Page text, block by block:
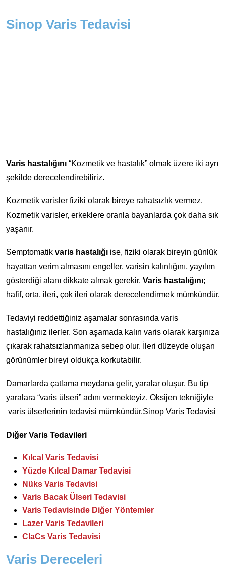
Sinop Varis Tedavisi
Varis hastalığını “Kozmetik ve hastalık” olmak üzere iki ayrı
şekilde derecelendirebiliriz.
Kozmetik varisler fiziki olarak bireye rahatsızlık vermez.
Kozmetik varisler, erkeklere oranla bayanlarda çok daha sık
yaşanır.
Semptomatik varis hastalığı ise, fiziki olarak bireyin günlük
hayattan verim almasını engeller. varisin kalınlığını, yayılım
gösterdiği alanı dikkate almak gerekir. Varis hastalığını;
hafif, orta, ileri, çok ileri olarak derecelendirmek mümkündür.
Tedaviyi reddettiğiniz aşamalar sonrasında varis
hastalığınız ilerler. Son aşamada kalın varis olarak karşınıza
çıkarak rahatsızlanmanıza sebep olur. İleri düzeyde oluşan
görünümler bireyi oldukça korkutabilir.
Damarlarda çatlama meydana gelir, yaralar oluşur. Bu tip
yaralara “varis ülseri” adını vermekteyiz. Oksijen tekniğiyle
varis ülserlerinin tedavisi mümkündür.Sinop Varis Tedavisi
Diğer Varis Tedavileri
Kılcal Varis Tedavisi
Yüzde Kılcal Damar Tedavisi
Nüks Varis Tedavisi
Varis Bacak Ülseri Tedavisi
Varis Tedavisinde Diğer Yöntemler
Lazer Varis Tedavileri
ClaCs Varis Tedavisi
Varis Dereceleri